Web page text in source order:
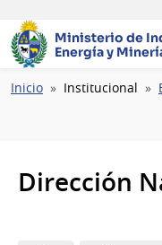
Ministerio de
Energía y
Ruta
Inicio Institucional
Dirección